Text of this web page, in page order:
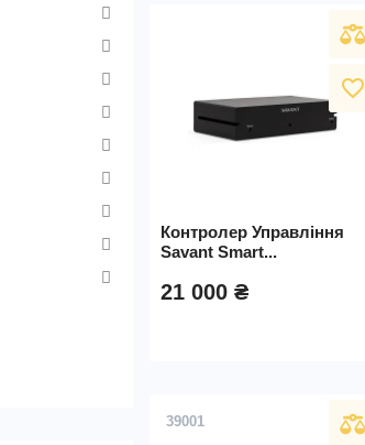
favorite_border
Контролер Управління
Savant Smart...
21 000 ₴
39001